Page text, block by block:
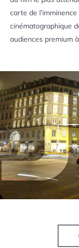
carte de
cinématographique
audiences premium